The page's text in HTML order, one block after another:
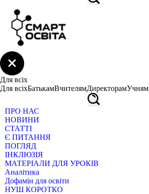
Для всіх
Для всіхБатькамВчителямДиректорамУчням
ПРО НАС
НОВИНИ
СТАТТІ
Є ПИТАННЯ
ПОГЛЯД
ІНКЛЮЗІЯ
МАТЕРІАЛИ ДЛЯ УРОКІВ
Аналітика
Дофамін для освіти
НУШ КОРОТКО